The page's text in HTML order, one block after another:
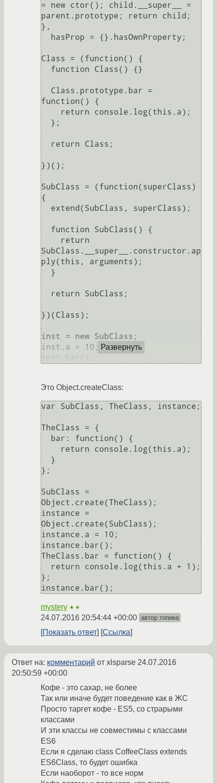
= new ctor(); child.__super__ =
parent.prototype; return child;
},
Class = (function() {
function() {
})();
SubClass = (function(superClass)
{
SubClass.__super__.constructor.ap
ply(this, arguments);
})(Class);
inst = new SubClass;
inst.a = 10; Развернуть
Это Object.createClass:
var SubClass, TheClass, instance;
TheClass = {
};
SubClass =
Object.create(TheClass);
instance =
Object.create(SubClass);
instance.a = 10;
instance.bar();
TheClass.bar = function() {
};
mystery ★★
24.07.2016 20:54:44 +00:00 автор топика
Показать ответ Ссылка
Ответ на: комментарий от xlsparse 24.07.2016
20:50:59 +00:00
Кофе - это сахар, не более
Так или иначе будет поведение как в ЖС
Просто таргет кофе - ES5, со страрыми
классами
И эти классы не совместимы с классами
ES6
Если я сделаю class CoffeeClass extends
ES6Class, то будет ошибка
Если наоборот - то все норм